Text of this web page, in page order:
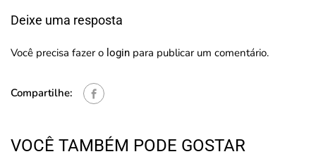
Deixe uma resposta
Você precisa fazer o login para publicar um comentário.
Compartilhe:
VOCÊ TAMBÉM PODE GOSTAR